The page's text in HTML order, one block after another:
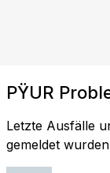
PŸUR
Letzte Ausfälle
gemeldet